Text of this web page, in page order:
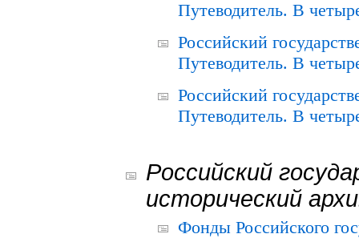
Путеводитель. В
Российский
Путеводитель. В
Российский
Путеводитель. В
Российский
исторический
Фонды Российского